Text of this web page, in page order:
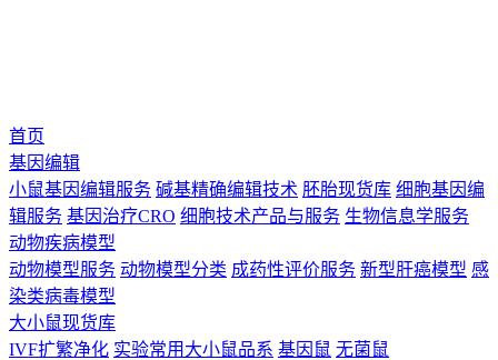
首页
基因编辑
小鼠基因编辑服务 碱基精确编辑技术 胚胎现货库 细胞基因编
辑服务 基因治疗CRO 细胞技术产品与服务 生物信息学服务
动物疾病模型
动物模型服务 动物模型分类 成药性评价服务 新型肝癌模型 感
染类病毒模型
大小鼠现货库
IVF扩繁净化 实验常用大小鼠品系 基因鼠 无菌鼠